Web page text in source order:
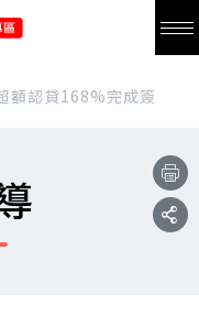
額認貸168%完成簽